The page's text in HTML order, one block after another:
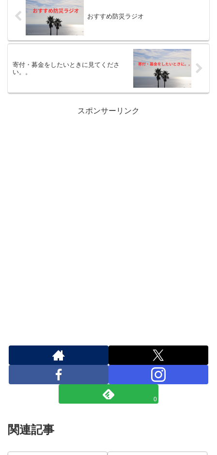
おすすめ防災ラジオ
寄付・募金をしたいときに見てくださ
い。。
スポンサーリンク
0
関連記事